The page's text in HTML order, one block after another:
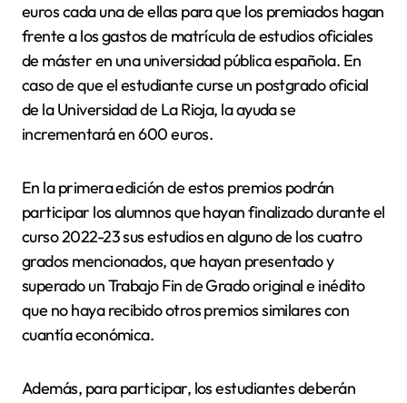
euros cada una de ellas para que los premiados hagan
frente a los gastos de matrícula de estudios oficiales
de máster en una universidad pública española. En
caso de que el estudiante curse un postgrado oficial
de la Universidad de La Rioja, la ayuda se
incrementará en 600 euros.
En la primera edición de estos premios podrán
participar los alumnos que hayan finalizado durante el
curso 2022-23 sus estudios en alguno de los cuatro
grados mencionados, que hayan presentado y
superado un Trabajo Fin de Grado original e inédito
que no haya recibido otros premios similares con
cuantía económica.
Además, para participar, los estudiantes deberán